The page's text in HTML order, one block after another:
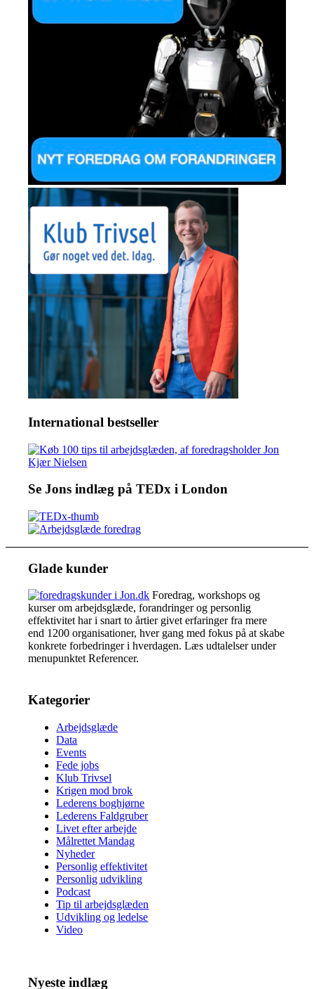
International bestseller
Se Jons indlæg på TEDx i London
Glade kunder
Foredrag, workshops og
kurser om arbejdsglæde, forandringer og personlig
effektivitet har i snart to årtier givet erfaringer fra mere
end 1200 organisationer, hver gang med fokus på at skabe
konkrete forbedringer i hverdagen. Læs udtalelser under
menupunktet Referencer.
Kategorier
Arbejdsglæde
Data
Events
Fede jobs
Klub Trivsel
Krigen mod brok
Lederens boghjørne
Lederens Faldgruber
Livet efter arbejde
Målrettet Mandag
Nyheder
Personlig effektivitet
Personlig udvikling
Podcast
Tip til arbejdsglæden
Udvikling og ledelse
Video
Nyeste indlæg